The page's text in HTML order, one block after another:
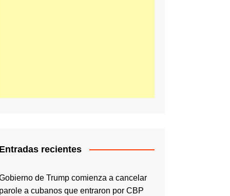
Entradas recientes
de Trump comienza a cancelar
parole a cubanos que entraron por CBP